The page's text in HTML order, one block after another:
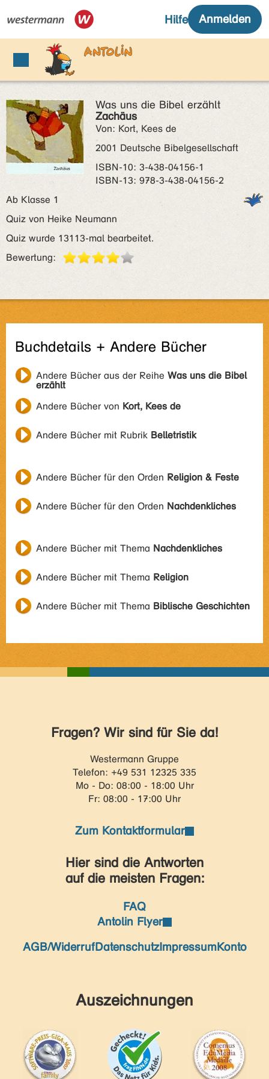
Was uns die Bibel erzählt
Zachäus
Von: Kort, Kees de
2001 Deutsche Bibelgesellschaft
ISBN‑10: 3-438-04156-1
ISBN‑13: 978-3-438-04156-2
Ab Klasse 1
Quiz von Heike Neumann
Quiz wurde 13113-mal bearbeitet.
Bewertung:
Buchdetails + Andere Bücher
Andere Bücher aus der Reihe Was uns die Bibel
erzählt
Andere Bücher von Kort, Kees de
Andere Bücher mit Rubrik Belletristik
Andere Bücher für den Orden Religion & Feste
Andere Bücher für den Orden Nachdenkliches
Andere Bücher mit Thema Nachdenkliches
Andere Bücher mit Thema Religion
Andere Bücher mit Thema Biblische Geschichten